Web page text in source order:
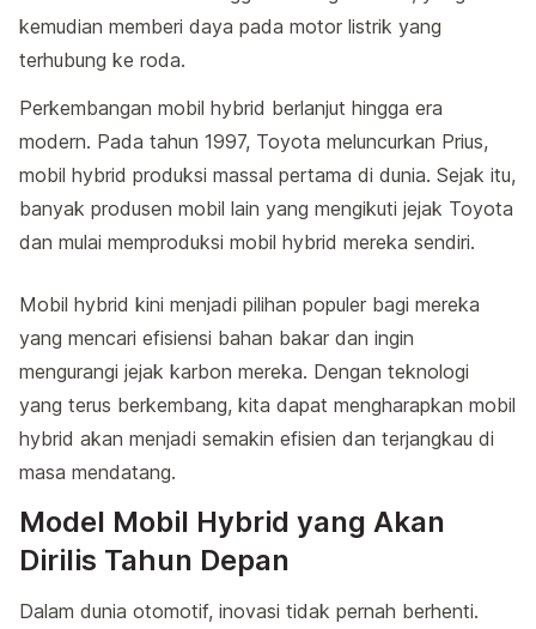
kemudian memberi daya pada motor listrik yang
terhubung ke roda.
Perkembangan mobil hybrid berlanjut hingga era
modern. Pada tahun 1997, Toyota meluncurkan Prius,
mobil hybrid produksi massal pertama di dunia. Sejak itu,
banyak produsen mobil lain yang mengikuti jejak Toyota
dan mulai memproduksi mobil hybrid mereka sendiri.
Mobil hybrid kini menjadi pilihan populer bagi mereka
yang mencari efisiensi bahan bakar dan ingin
mengurangi jejak karbon mereka. Dengan teknologi
yang terus berkembang, kita dapat mengharapkan mobil
hybrid akan menjadi semakin efisien dan terjangkau di
masa mendatang.
Model Mobil Hybrid yang Akan
Dirilis Tahun Depan
Dalam dunia otomotif, inovasi tidak pernah berhenti.